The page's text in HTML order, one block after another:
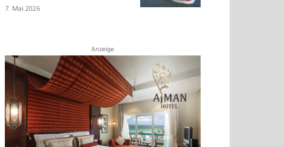
7. Mai 2026
Anzeige